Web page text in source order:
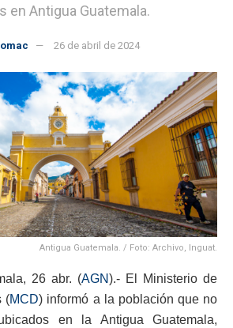
en Antigua Guatemala.
26 de abril de 2024
Antigua Guatemala. / Foto: Archivo, Inguat.
26 abr. (AGN ).- El Ministerio de
(MCD) informó a la población que no
en la Antigua Guatemala,